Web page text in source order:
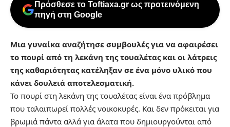
Πρόσθεσε το Toftiaxa.gr ως προτεινόμενη
πηγή στη Google
Μια γυναίκα αναζήτησε συμβουλές για να αφαιρέσει
το πουρί από τη λεκάνη της τουαλέτας και οι λάτρεις
της καθαριότητας κατέληξαν σε ένα μόνο υλικό που
κάνει δουλειά αποτελεσματική.
Το πουρί στη λεκάνη της τουαλέτας είναι ένα πρόβλημα
που ταλαιπωρεί πολλές νοικοκυρές. Και δεν πρόκειται για
βρωμιά πάντα αλλά για άλατα που δημιουργούνται από